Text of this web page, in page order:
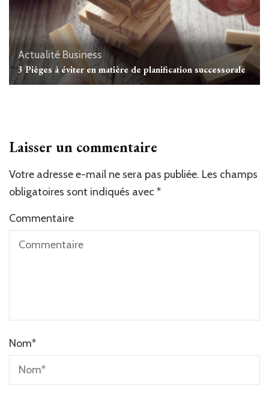
Actualité Business
3 Pièges à éviter en matière de planification successorale
Laisser un commentaire
Votre adresse e-mail ne sera pas publiée. Les champs
obligatoires sont indiqués avec *
Commentaire
Nom*
Alternative: